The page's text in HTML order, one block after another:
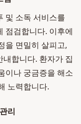
및 소독 서비스를
점검합니다. 이후에
을 면밀히 살피고,
합니다. 환자가 집
이나 궁금증을 해소
노력합니다.
리